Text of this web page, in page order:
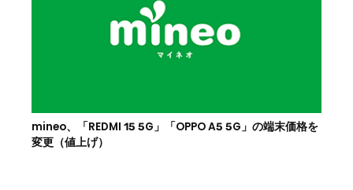
mineo、「REDMI 15 5G」「OPPO A5 5G」の端末価格を
変更（値上げ）